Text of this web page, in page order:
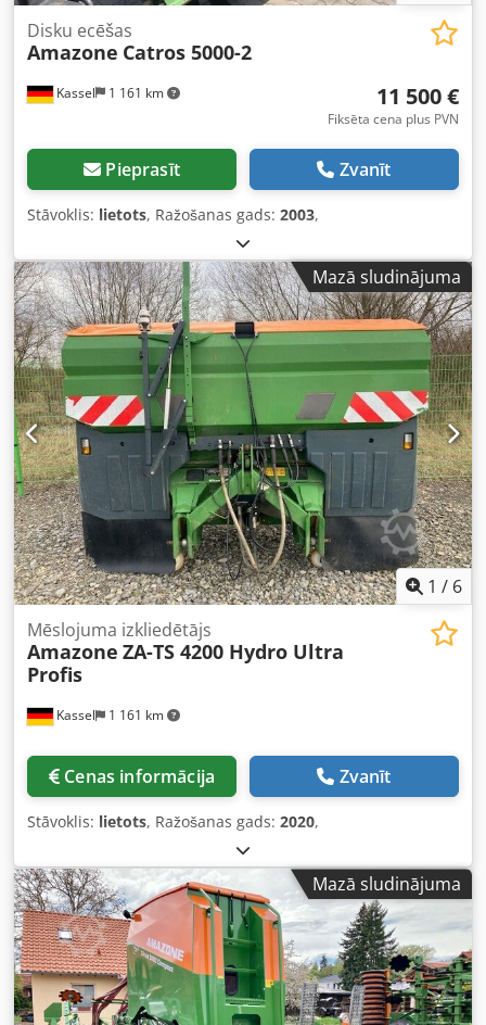
Kassel 1 161 km
Disku ecēšas
Amazone Catros 5000-2
11 500 €
Fiksēta cena plus PVN
Pieprasīt Zvanīt
Stāvoklis: lietots, Ražošanas gads: 2003,
Mazā sludinājuma
1 / 6
Kassel 1 161 km
Mēslojuma izkliedētājs
Amazone ZA-TS 4200 Hydro Ultra
Profis
Cenas informācija Zvanīt
Stāvoklis: lietots, Ražošanas gads: 2020,
Mazā sludinājuma